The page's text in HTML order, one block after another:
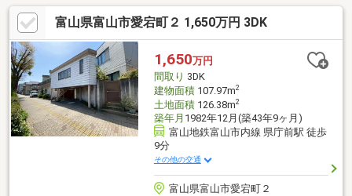
お持ちの方のお住み替えのご相談（３０分～）マイホーム購入は
人生の大切なご決断です。気になる点は何でもお気軽にご相談く
ださい。当社スタッフが、ご納得頂けるまでご相談をお受けいた
します。【0120-011-768】へお電話いただくか、【オレンジ色資
料請求（無料）ボタン】【赤色見学予約をする（無料）ボタン】
よりお問い合わせください。
富山県富山市愛宕町２ 1,650万円 3DK
1,650万円
間取り 3DK
建物面積107.97m2
土地面積126.38m2
築年月 1982年12月(築43年9ヶ月)
富山地鉄富山市内線 県庁前駅 徒歩
9分
その他の交通
富山県富山市愛宕町２